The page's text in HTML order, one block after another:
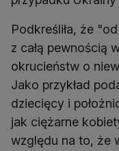
Podkreśliła, że
z całą pewnością
okrucieństw o
Jako przykład
dziecięcy i
jak ciężarne
względu na to, że